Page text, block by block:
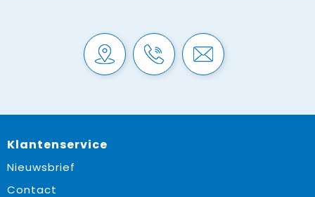
Klantenservice
Nieuwsbrief
Contact